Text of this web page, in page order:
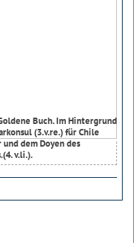
Buch. Im Hintergrund
(3.v.re.) für Chile
dem Doyen des
v.li.).